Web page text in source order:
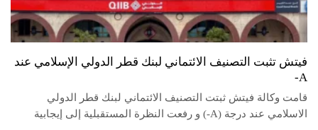
فيتش تثبت التصنيف الائتماني لبنك قطر الدولي الإسلامي عند
A-
قامت وكالة فيتش ثبتت التصنيف الائتماني لبنك قطر الدولي
الاسلامي عند درجة (A-) و رفعت النظرة المستقبلية إلى إيجابية